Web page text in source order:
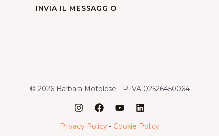
INVIA IL MESSAGGIO
© 2026 Barbara Motolese - P.IVA 02626450064
Privacy Policy - Cookie Policy